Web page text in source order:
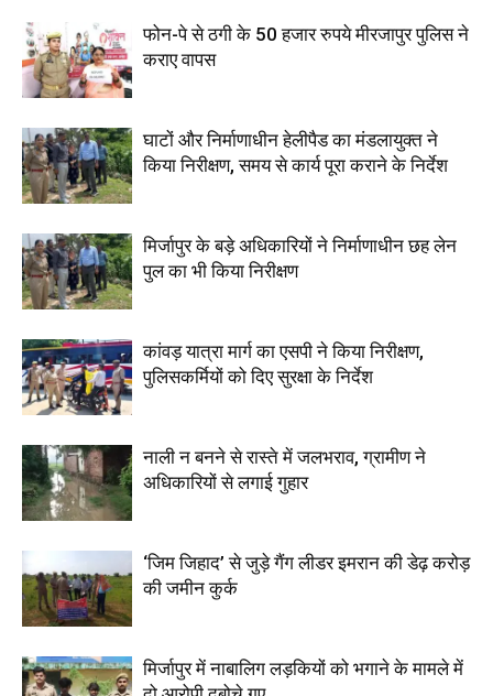
फोन-पे से ठगी के 50 हजार रुपये मीरजापुर पुलिस ने
कराए वापस
घाटों और निर्माणाधीन हेलीपैड का मंडलायुक्त ने
किया निरीक्षण, समय से कार्य पूरा कराने के निर्देश
मिर्जापुर के बड़े अधिकारियों ने निर्माणाधीन छह लेन
पुल का भी किया निरीक्षण
कांवड़ यात्रा मार्ग का एसपी ने किया निरीक्षण,
पुलिसकर्मियों को दिए सुरक्षा के निर्देश
नाली न बनने से रास्ते में जलभराव, ग्रामीण ने
अधिकारियों से लगाई गुहार
‘जिम जिहाद’ से जुड़े गैंग लीडर इमरान की डेढ़ करोड़
की जमीन कुर्क
मिर्जापुर में नाबालिग लड़कियों को भगाने के मामले में